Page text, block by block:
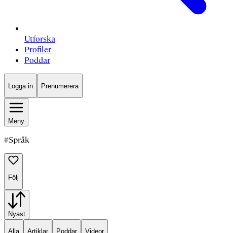
Utforska
Profiler
Poddar
Logga in Prenumerera
Meny
#Språk
Följ
Nyast
Alla Artiklar Poddar Videor